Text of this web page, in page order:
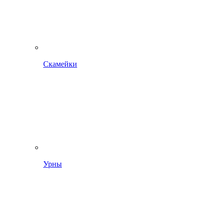
Скамейки
Урны